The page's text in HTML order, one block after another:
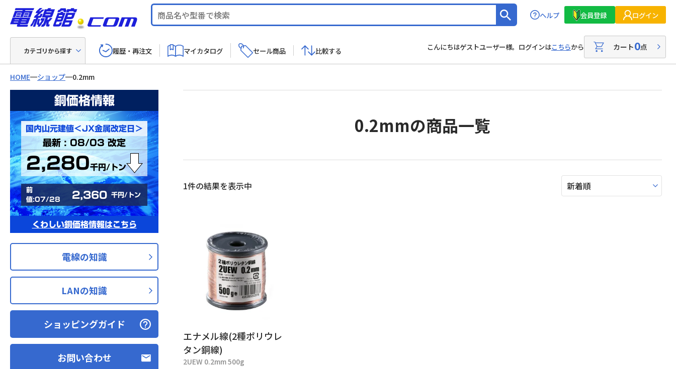
ヘルプ 会員登録 ログイン
カテゴリから探す 履歴・再注文 マイカタログ セール商品 比較する こんにちはゲストユーザー様。ログインはこちらから カート0点
HOME ショップ 0.2mm
銅価格情報
国内山元建値＜JX金属改定日＞
最新 : 08/03 改定
2,280千円/トン
前
値:07/28
2,360 千円/トン
くわしい銅価格情報はこちら
電線の知識
LANの知識
ショッピングガイド
お問い合わせ
0.2mmの商品一覧
1件の結果を表示中
エナメル線(2種ポリウレ
タン銅線)
2UEW 0.2mm 500g